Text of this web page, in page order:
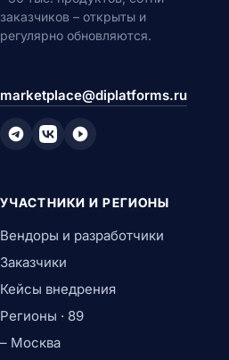
заказчиков – открыты и
регулярно обновляются.
marketplace@diplatforms.ru
УЧАСТНИКИ И РЕГИОНЫ
Вендоры и разработчики
Заказчики
Кейсы внедрения
Регионы · 89
– Москва